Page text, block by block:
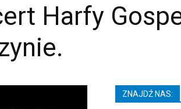
Harfy
ZNAJDŹ NAS: